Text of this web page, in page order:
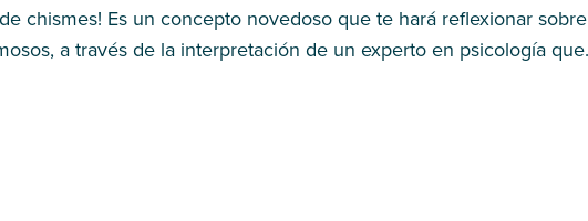
chismes! Es un concepto novedoso que te hará reflexionar sobre
a través de la interpretación de un experto en psicología que
situaciones incómodas del medio artístico ha...